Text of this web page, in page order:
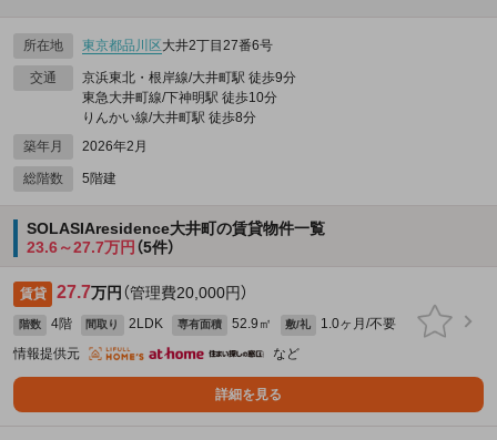
所在地 東京都品川区大井2丁目27番6号
交通
京浜東北・根岸線/大井町駅 徒歩9分
東急大井町線/下神明駅 徒歩10分
りんかい線/大井町駅 徒歩8分
築年月
2026年2月
総階数 5階建
SOLASIAresidence大井町の賃貸物件一覧
23.6～27.7万円 （5件）
賃貸 27.7万円 （管理費20,000円）
階数 4階 間取り 2LDK 専有面積 52.9㎡ 敷/礼
1.0ヶ月/不要
情報提供元
など
詳細を見る